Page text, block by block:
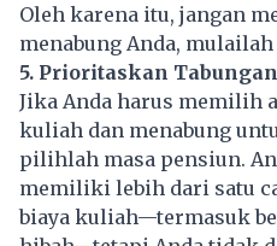
Oleh karena itu, jangan
menabung Anda,
5. Prioritaskan
Jika Anda harus memilih
kuliah dan menabung
pilihlah masa pensiun.
memiliki lebih dari satu
biaya kuliah—termasuk